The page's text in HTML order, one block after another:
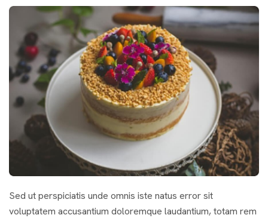
Sed ut perspiciatis unde omnis iste natus error sit
voluptatem accusantium doloremque laudantium, totam rem